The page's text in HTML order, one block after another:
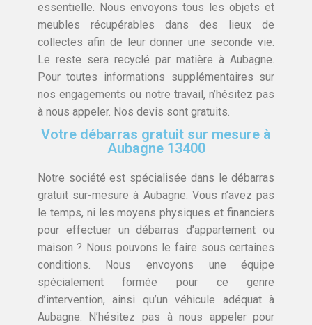
essentielle. Nous envoyons tous les objets et
meubles récupérables dans des lieux de
collectes afin de leur donner une seconde vie.
Le reste sera recyclé par matière à Aubagne.
Pour toutes informations supplémentaires sur
nos engagements ou notre travail, n’hésitez pas
à nous appeler. Nos devis sont gratuits.
Votre débarras gratuit sur mesure à
Aubagne 13400
Notre société est spécialisée dans le débarras
gratuit sur-mesure à Aubagne. Vous n’avez pas
le temps, ni les moyens physiques et financiers
pour effectuer un débarras d’appartement ou
maison ? Nous pouvons le faire sous certaines
conditions. Nous envoyons une équipe
spécialement formée pour ce genre
d’intervention, ainsi qu’un véhicule adéquat à
Aubagne. N’hésitez pas à nous appeler pour